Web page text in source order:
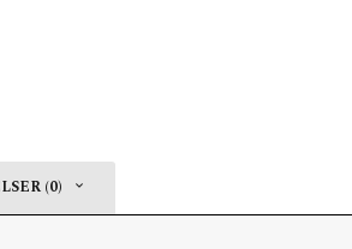
(0)